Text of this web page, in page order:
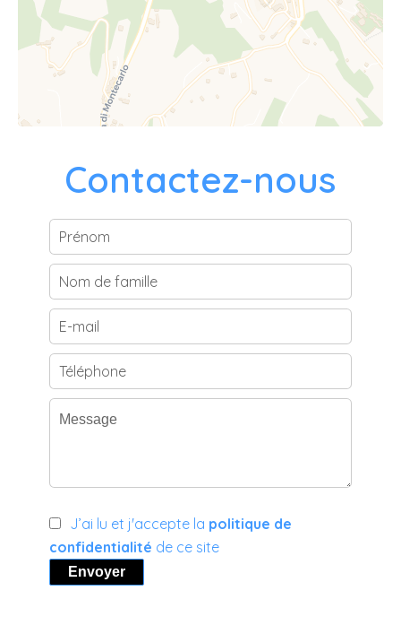
Contactez-nous
J’ai lu et j'accepte la politique de
confidentialité de ce site
Envoyer